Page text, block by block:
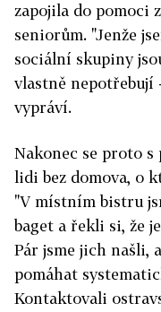
zapojila do pomoci
seniorům. "Jenže
sociální skupiny
vlastně nepotřebují
vypráví.
Nakonec se proto
lidi bez domova, o
"V místním bistru
baget a řekli si, že
Pár jsme jich našli,
pomáhat
Kontaktovali